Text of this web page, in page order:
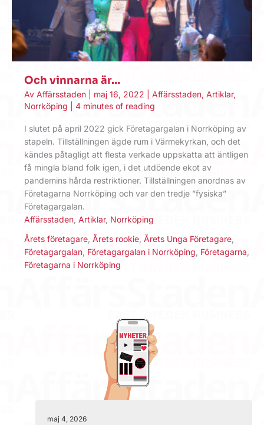
Och vinnarna är…
Av Affärsstaden maj 16, 2022 Affärsstaden, Artiklar,
Norrköping
4 minutes of reading
I slutet på april 2022 gick Företagargalan i Norrköping av
stapeln. Tillställningen ägde rum i Värmekyrkan, och det
kändes påtagligt att flesta verkade uppskatta att äntligen
få mingla bland folk igen, i det utdöende ekot av
pandemins hårda restriktioner. Tillställningen anordnas av
Företagarna Norrköping och var den tredje ”fysiska”
Företagargalan.
Affärsstaden Artiklar, Norrköping
Årets företagare, Årets rookie, Årets Unga Företagare,
Företagargalan, Företagargalan i Norrköping, Företagarna,
Företagarna i Norrköping
maj 4, 2026